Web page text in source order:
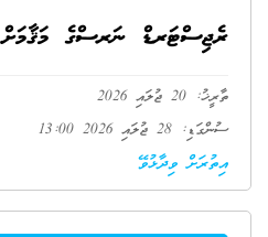
ރެޖިސްޓަރޑް ނަރސްގެ
ތާރީޚު: 20 ޖުލައި 2026
ސުންގަޑި: 28 ޖުލައި 2026 13:00
އިތުރަށް ވިދާޅުވޭ